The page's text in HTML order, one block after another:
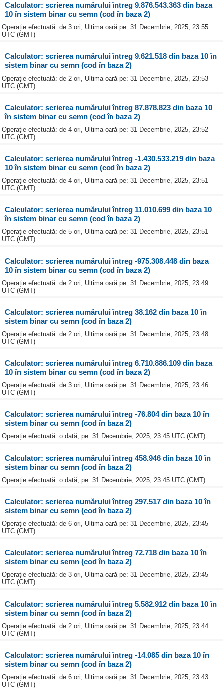
Calculator: scrierea numărului întreg 9.876.543.363 din baza
10 în sistem binar cu semn (cod în baza 2)
Operație efectuată: de 3 ori, Ultima oară pe: 31 Decembrie, 2025, 23:55
UTC (GMT)
Calculator: scrierea numărului întreg 9.621.518 din baza 10 în
sistem binar cu semn (cod în baza 2)
Operație efectuată: de 2 ori, Ultima oară pe: 31 Decembrie, 2025, 23:53
UTC (GMT)
Calculator: scrierea numărului întreg 87.878.823 din baza 10
în sistem binar cu semn (cod în baza 2)
Operație efectuată: de 4 ori, Ultima oară pe: 31 Decembrie, 2025, 23:52
UTC (GMT)
Calculator: scrierea numărului întreg -1.430.533.219 din baza
10 în sistem binar cu semn (cod în baza 2)
Operație efectuată: de 4 ori, Ultima oară pe: 31 Decembrie, 2025, 23:51
UTC (GMT)
Calculator: scrierea numărului întreg 11.010.699 din baza 10
în sistem binar cu semn (cod în baza 2)
Operație efectuată: de 5 ori, Ultima oară pe: 31 Decembrie, 2025, 23:51
UTC (GMT)
Calculator: scrierea numărului întreg -975.308.448 din baza
10 în sistem binar cu semn (cod în baza 2)
Operație efectuată: de 2 ori, Ultima oară pe: 31 Decembrie, 2025, 23:49
UTC (GMT)
Calculator: scrierea numărului întreg 38.162 din baza 10 în
sistem binar cu semn (cod în baza 2)
Operație efectuată: de 2 ori, Ultima oară pe: 31 Decembrie, 2025, 23:48
UTC (GMT)
Calculator: scrierea numărului întreg 6.710.886.109 din baza
10 în sistem binar cu semn (cod în baza 2)
Operație efectuată: de 3 ori, Ultima oară pe: 31 Decembrie, 2025, 23:46
UTC (GMT)
Calculator: scrierea numărului întreg -76.804 din baza 10 în
sistem binar cu semn (cod în baza 2)
Operație efectuată: o dată, pe: 31 Decembrie, 2025, 23:45 UTC (GMT)
Calculator: scrierea numărului întreg 458.946 din baza 10 în
sistem binar cu semn (cod în baza 2)
Operație efectuată: o dată, pe: 31 Decembrie, 2025, 23:45 UTC (GMT)
Calculator: scrierea numărului întreg 297.517 din baza 10 în
sistem binar cu semn (cod în baza 2)
Operație efectuată: de 6 ori, Ultima oară pe: 31 Decembrie, 2025, 23:45
UTC (GMT)
Calculator: scrierea numărului întreg 72.718 din baza 10 în
sistem binar cu semn (cod în baza 2)
Operație efectuată: de 3 ori, Ultima oară pe: 31 Decembrie, 2025, 23:45
UTC (GMT)
Calculator: scrierea numărului întreg 5.582.912 din baza 10 în
sistem binar cu semn (cod în baza 2)
Operație efectuată: de 2 ori, Ultima oară pe: 31 Decembrie, 2025, 23:44
UTC (GMT)
Calculator: scrierea numărului întreg -14.085 din baza 10 în
sistem binar cu semn (cod în baza 2)
Operație efectuată: de 6 ori, Ultima oară pe: 31 Decembrie, 2025, 23:43
UTC (GMT)